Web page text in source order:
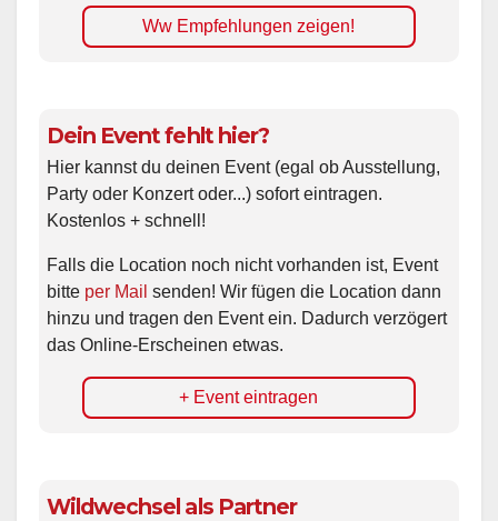
Ww Empfehlungen zeigen!
Dein Event fehlt hier?
Hier kannst du deinen Event (egal ob Ausstellung,
Party oder Konzert oder...) sofort eintragen.
Kostenlos + schnell!
Falls die Location noch nicht vorhanden ist, Event
bitte per Mail senden! Wir fügen die Location dann
hinzu und tragen den Event ein. Dadurch verzögert
das Online-Erscheinen etwas.
+ Event eintragen
Wildwechsel als Partner